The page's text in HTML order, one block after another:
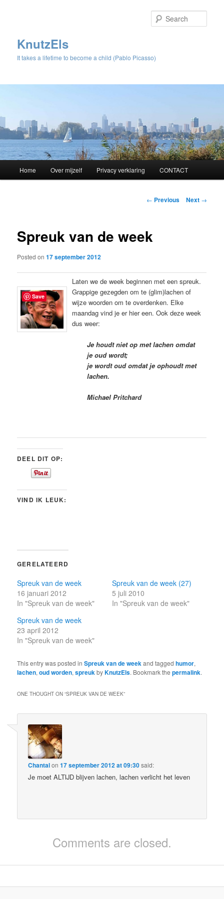
KnutzEls
It takes a lifetime to become a child (Pablo Picasso)
Skip
content
Home Over mijzelf Privacy verklaring CONTACT
Post
← Previous Next →
Spreuk van de week
Posted on17 september 2012
Laten we de week beginnen met een spreuk.
Grappige gezegden om te (glim)lachen of
wijze woorden om te overdenken. Elke
maandag vind je er hier een. Ook deze week
dus weer:
Je houdt niet op met lachen omdat
je oud wordt;
je wordt oud omdat je ophoudt met
lachen.
Michael Pritchard
DEEL DIT OP:
VIND IK LEUK:
GERELATEERD
Spreuk van de week
16 januari 2012
In "Spreuk van de week"
Spreuk van de week (27)
5 juli 2010
In "Spreuk van de week"
Spreuk van de week
23 april 2012
In "Spreuk van de week"
This entry was posted inSpreuk van de weekand taggedhumor,
lachen,oud worden,spreukbyKnutzEls. Bookmark thepermalink.
ONE THOUGHT ON “SPREUK VAN DE WEEK”
Chantalon17 september 2012 at 09:30said:
Je moet ALTIJD blijven lachen, lachen verlicht het leven
Comments are closed.
Save